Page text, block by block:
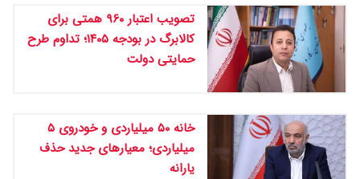
تصویب اعتبار ۹۶۰ همتی برای
کالابرگ در بودجه ۱۴۰۵؛ تداوم طرح
حمایتی دولت
خانه ۵۰ میلیاردی و خودروی ۵
میلیاردی؛ معیارهای جدید حذف
یارانه